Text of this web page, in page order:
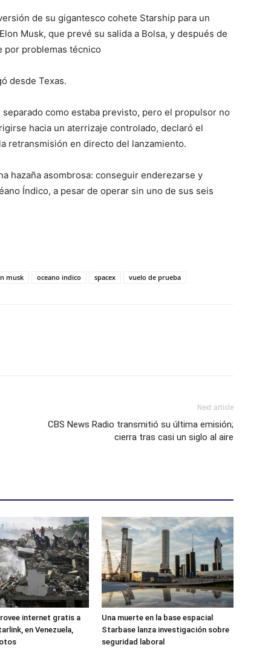
de su gigantesco cohete Starship para un
Musk, que prevé su salida a Bolsa, y después de
por problemas técnico
desde Texas.
como estaba previsto, pero el propulsor no
hacia un aterrizaje controlado, declaró el
retransmisión en directo del lanzamiento.
hazaña asombrosa: conseguir enderezarse y
Índico, a pesar de operar sin uno de sus seis
musk oceano indico spacex vuelo de prueba
Next article
CBS News Radio transmitió su última emisión;
cierra tras casi un siglo al aire
internet gratis a
en Venezuela,
Una muerte en la base espacial
Starbase lanza investigación sobre
seguridad laboral